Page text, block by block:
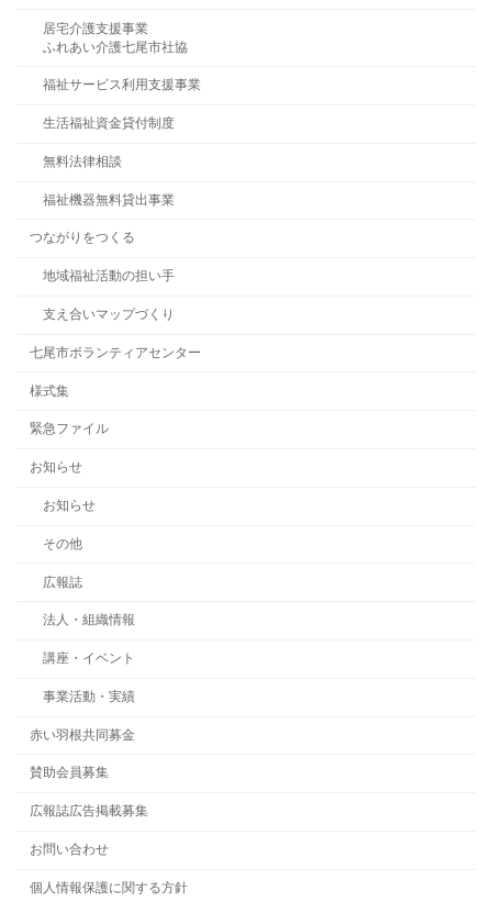
居宅介護支援事業
ふれあい介護七尾市社協
福祉サービス利用支援事業
生活福祉資金貸付制度
無料法律相談
福祉機器無料貸出事業
つながりをつくる
地域福祉活動の担い手
支え合いマップづくり
七尾市ボランティアセンター
様式集
緊急ファイル
お知らせ
お知らせ
その他
広報誌
法人・組織情報
講座・イベント
事業活動・実績
赤い羽根共同募金
賛助会員募集
広報誌広告掲載募集
お問い合わせ
個人情報保護に関する方針